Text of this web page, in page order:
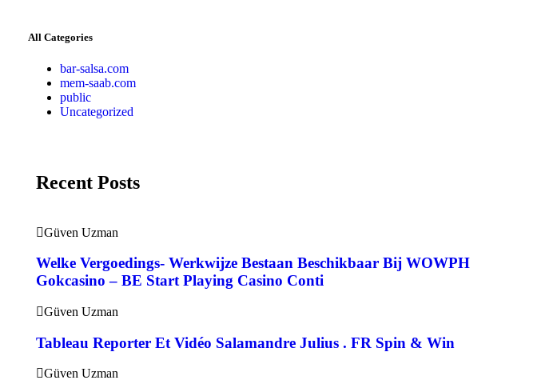
All Categories
bar-salsa.com
mem-saab.com
public
Uncategorized
Recent Posts
Güven Uzman
Welke Vergoedings- Werkwijze Bestaan Beschikbaar Bij WOWPH
Gokcasino – BE Start Playing Casino Conti
Güven Uzman
Tableau Reporter Et Vidéo Salamandre Julius . FR Spin & Win
Güven Uzman